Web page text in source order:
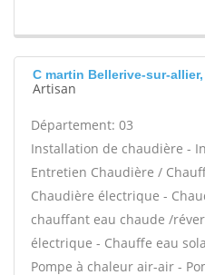
C martin Bellerive-sur-
Artisan
Département: 03
Installation de chaudière -
Entretien Chaudière /
Chaudière électrique -
chauffant eau chaude /
électrique - Chauffe eau
Pompe à chaleur air-air -